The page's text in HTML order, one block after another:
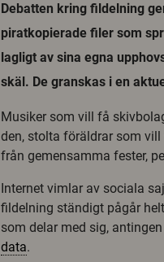
Debatten kring fildelning
piratkopierade filer som
lagligt av sina egna
skäl. De granskas i en
Musiker som vill få
den, stolta föräldrar som
från gemensamma fester,
Internet vimlar av sociala
fildelning ständigt pågår
som delar med sig,
data.